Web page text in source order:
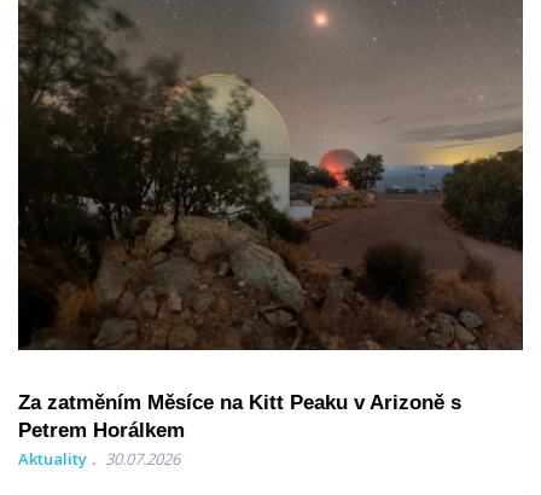
Za zatměním Měsíce na Kitt Peaku v Arizoně s
Petrem Horálkem
Aktuality 30.07.2026